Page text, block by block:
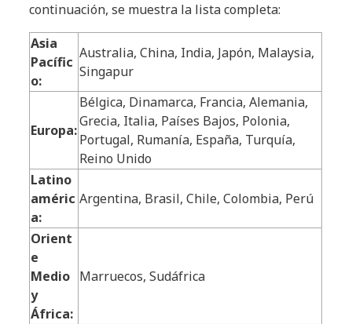
continuación, se muestra la lista completa:
Asia
Pacífic
o:
Australia, China, India, Japón, Malaysia,
Singapur
Europa:
Bélgica, Dinamarca, Francia, Alemania,
Grecia, Italia, Países Bajos, Polonia,
Portugal, Rumanía, España, Turquía,
Reino Unido
Latino
améric
a:
Argentina, Brasil, Chile, Colombia, Perú
Orient
e
Medio
y
África:
Marruecos, Sudáfrica